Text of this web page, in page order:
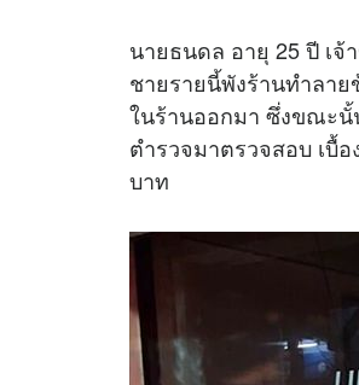
นายธนดล อายุ 25 ปี เจ้
ชายรายนี้พังร้านทำลา
ในร้านออกมา ซึ่งขณะนั้
ตำรวจมาตรวจสอบ เบื้
บาท